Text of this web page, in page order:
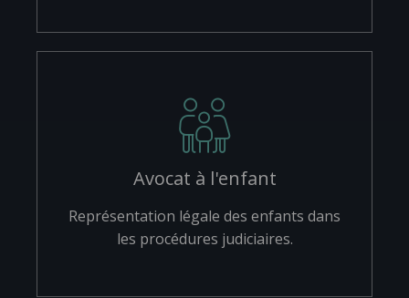
Avocat à l'enfant
Représentation légale des enfants dans
les procédures judiciaires.